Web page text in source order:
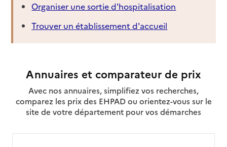
Organiser une sortie d'hospitalisation
Trouver un établissement d'accueil
Annuaires et comparateur de prix
Avec nos annuaires, simplifiez vos recherches,
comparez les prix des EHPAD ou orientez-vous sur le
site de votre département pour vos démarches